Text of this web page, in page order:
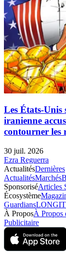
Les États-Unis
iranienne
contourner les
30 juil. 2026
Ezra Reguerra
ActualitésDernières
ActualitésMarchés
SponsoriséArticles
Écosystème
Guardians
À ProposÀ Propos
Publicitaire